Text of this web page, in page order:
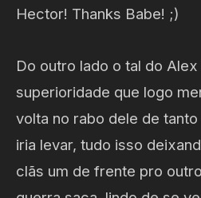
Hector! Thanks Babe! ;)
Do outro lado o tal do
superioridade que logo
volta no rabo dele de
iria levar, tudo isso
clãs um de frente pro